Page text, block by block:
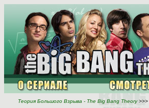
Теория Большого Взрыва - The Big Bang Theory>>>